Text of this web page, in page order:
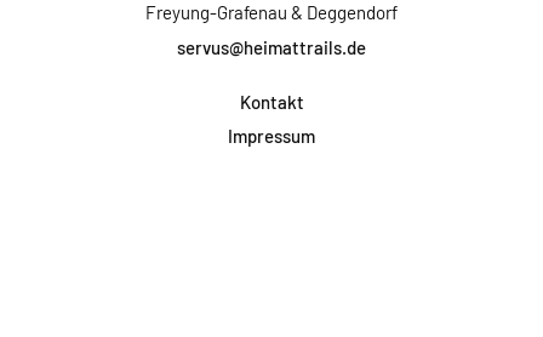
Freyung-Grafenau & Deggendorf
servus@heimattrails.de
Kontakt
Impressum